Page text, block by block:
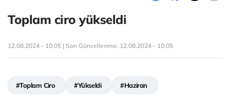
Toplam ciro yükseldi
12.08.2024 - 10:05 | Son Güncellenme: 12.08.2024 - 10:05
#Toplam Ciro #Yükseldi #Haziran